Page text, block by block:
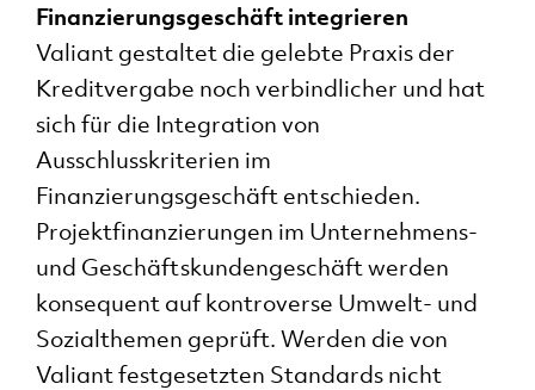
Finanzierungsgeschäft integrieren
Valiant gestaltet die gelebte Praxis der
Kreditvergabe noch verbindlicher und hat
sich für die Integration von
Ausschlusskriterien im
Finanzierungsgeschäft entschieden.
Projektfinanzierungen im Unternehmens-
und Geschäftskundengeschäft werden
konsequent auf kontroverse Umwelt- und
Sozialthemen geprüft. Werden die von
Valiant festgesetzten Standards nicht
Auf